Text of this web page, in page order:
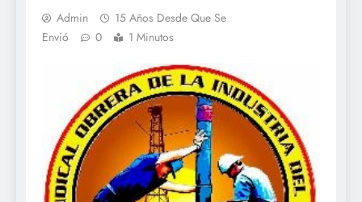
Admin
15 Años Desde Que Se
Envió
0 1 Minutos